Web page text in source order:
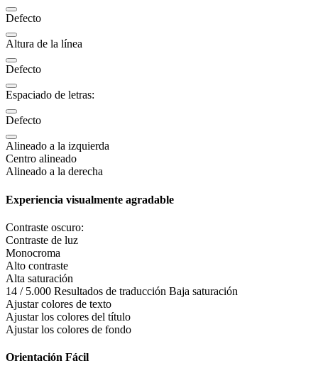
Defecto
Altura de la línea
Defecto
Espaciado de letras:
Defecto
Alineado a la izquierda
Centro alineado
Alineado a la derecha
Experiencia visualmente agradable
Contraste oscuro:
Contraste de luz
Monocroma
Alto contraste
Alta saturación
14 / 5.000 Resultados de traducción Baja saturación
Ajustar colores de texto
Ajustar los colores del título
Ajustar los colores de fondo
Orientación Fácil